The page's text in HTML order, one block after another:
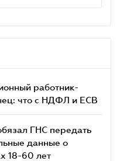
работник-
что с НДФЛ и ЕСВ
ГНС передать
данные о
18-60 лет